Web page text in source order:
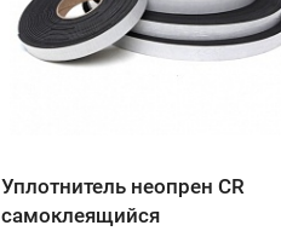
Уплотнитель неопрен CR
самоклеящийся